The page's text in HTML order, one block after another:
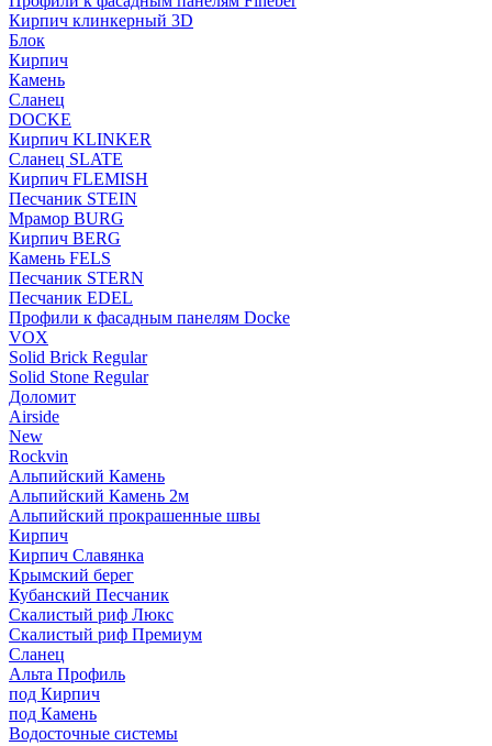
Кирпич клинкерный 3D
Блок
Кирпич
Камень
Сланец
DOCKE
Кирпич KLINKER
Сланец SLATE
Кирпич FLEMISH
Пес­ча­ник STEIN
Мрамор BURG
Кирпич BERG
Камень FELS
Пес­ча­ник STERN
Пес­ча­ник EDEL
Профили к фасадным панелям Docke
VOX
Solid Brick Regular
Solid Stone Regular
Доломит
Airside
New
Rockvin
Альпийский Камень
Альпийский Камень 2м
Альпийский прокрашенные швы
Кирпич
Кирпич Славянка
Крымский берег
Кубанский Песчаник
Скалистый риф Люкс
Скалистый риф Премиум
Сланец
Альта Профиль
под Кирпич
под Камень
Водосточные системы